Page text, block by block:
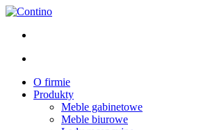
O firmie
Produkty
Meble gabinetowe
Meble biurowe